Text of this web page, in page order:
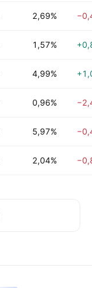
2,69%
1,57%
4,99%
0,96%
5,97%
2,04%